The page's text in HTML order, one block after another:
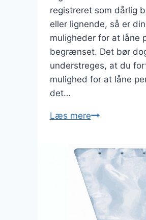
registreret som dårlig
eller lignende, så er
muligheder for at låne
begrænset. Det bør
understreges, at du
mulighed for at låne
det…
Læs mereLån
på
trods
af
RKI
–